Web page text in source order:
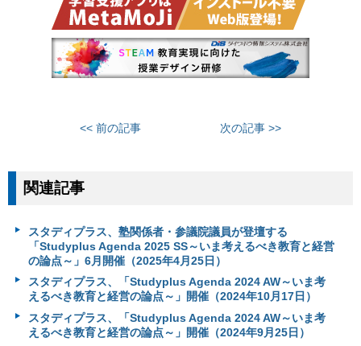
<< 前の記事 次の記事 >>
関連記事
スタディプラス、塾関係者・参議院議員が登壇する
「Studyplus Agenda 2025 SS～いま考えるべき教育と経営
の論点～」6月開催（2025年4月25日）
スタディプラス、「Studyplus Agenda 2024 AW～いま考
えるべき教育と経営の論点～」開催（2024年10月17日）
スタディプラス、「Studyplus Agenda 2024 AW～いま考
えるべき教育と経営の論点～」開催（2024年9月25日）